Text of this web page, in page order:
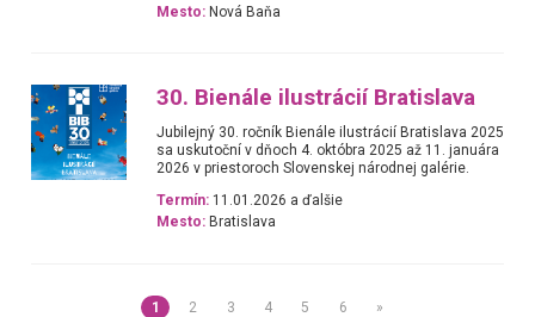
Mesto: Nová Baňa
30. Bienále ilustrácií Bratislava
Jubilejný 30. ročník Bienále ilustrácií Bratislava 2025
sa uskutoční v dňoch 4. októbra 2025 až 11. januára
2026 v priestoroch Slovenskej národnej galérie.
Termín: 11.01.2026 a ďalšie
Mesto: Bratislava
1 2 3 4 5 6 »